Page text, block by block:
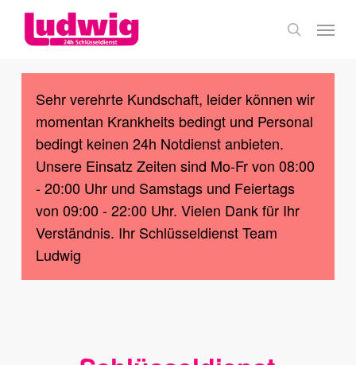
Skip
content
search
Menu
Sehr verehrte Kundschaft, leider können wir
momentan Krankheits bedingt und Personal
bedingt keinen 24h Notdienst anbieten.
Unsere Einsatz Zeiten sind Mo-Fr von 08:00
- 20:00 Uhr und Samstags und Feiertags
von 09:00 - 22:00 Uhr. Vielen Dank für Ihr
Verständnis. Ihr Schlüsseldienst Team
Ludwig